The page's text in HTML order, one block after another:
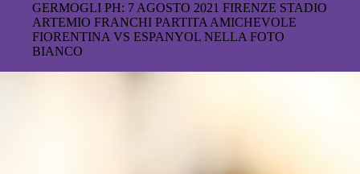
GERMOGLI PH: 7 AGOSTO 2021 FIRENZE STADIO
ARTEMIO FRANCHI PARTITA AMICHEVOLE
FIORENTINA VS ESPANYOL NELLA FOTO
BIANCO